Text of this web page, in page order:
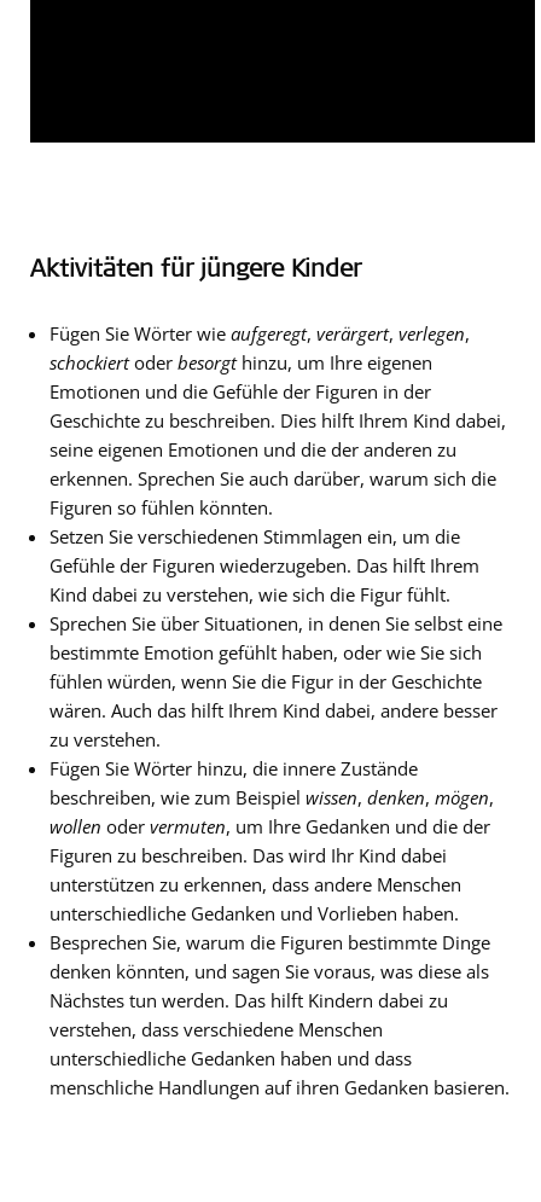
Aktivitäten für jüngere Kinder
Fügen Sie Wörter wie aufgeregt, verärgert, verlegen,
schockiertoder besorgthinzu, um Ihre eigenen
Emotionen und die Gefühle der Figuren in der
Geschichte zu beschreiben. Dies hilft Ihrem Kind dabei,
seine eigenen Emotionen und die der anderen zu
erkennen. Sprechen Sie auch darüber, warum sich die
Figuren so fühlen könnten.
Setzen Sie verschiedenen Stimmlagen ein, um die
Gefühle der Figuren wiederzugeben. Das hilft Ihrem
Kind dabei zu verstehen, wie sich die Figur fühlt.
Sprechen Sie über Situationen, in denen Sie selbst eine
bestimmte Emotion gefühlt haben, oder wie Sie sich
fühlen würden, wenn Sie die Figur in der Geschichte
wären. Auch das hilft Ihrem Kind dabei, andere besser
zu verstehen.
Fügen Sie Wörter hinzu, die innere Zustände
beschreiben, wie zum Beispiel wissen, denken, mögen,
wollen oder vermuten, um Ihre Gedanken und die der
Figuren zu beschreiben. Das wird Ihr Kind dabei
unterstützen zu erkennen, dass andere Menschen
unterschiedliche Gedanken und Vorlieben haben.
Besprechen Sie, warum die Figuren bestimmte Dinge
denken könnten, und sagen Sie voraus, was diese als
Nächstes tun werden. Das hilft Kindern dabei zu
verstehen, dass verschiedene Menschen
unterschiedliche Gedanken haben und dass
menschliche Handlungen auf ihren Gedanken basieren.